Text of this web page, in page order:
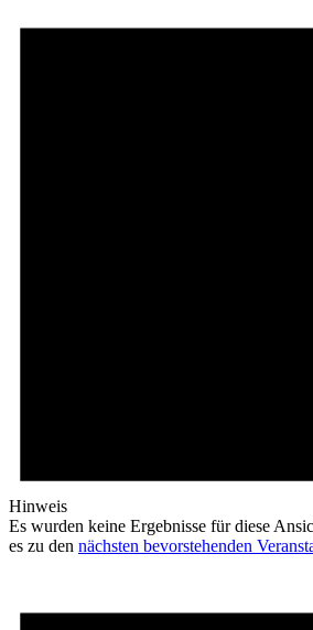
Hinweis
Es wurden keine Ergebnisse für diese
es zu den nächsten bevorstehenden